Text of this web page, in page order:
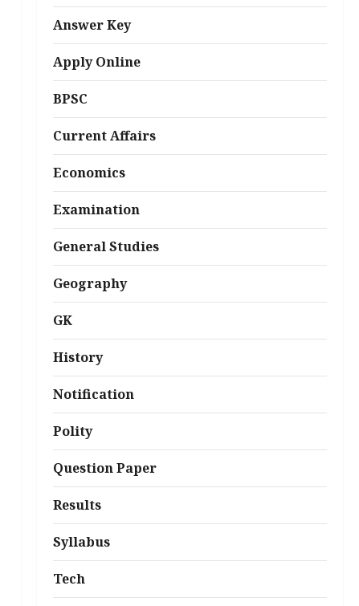
Answer Key
Apply Online
BPSC
Current Affairs
Economics
Examination
General Studies
Geography
GK
History
Notification
Polity
Question Paper
Results
Syllabus
Tech